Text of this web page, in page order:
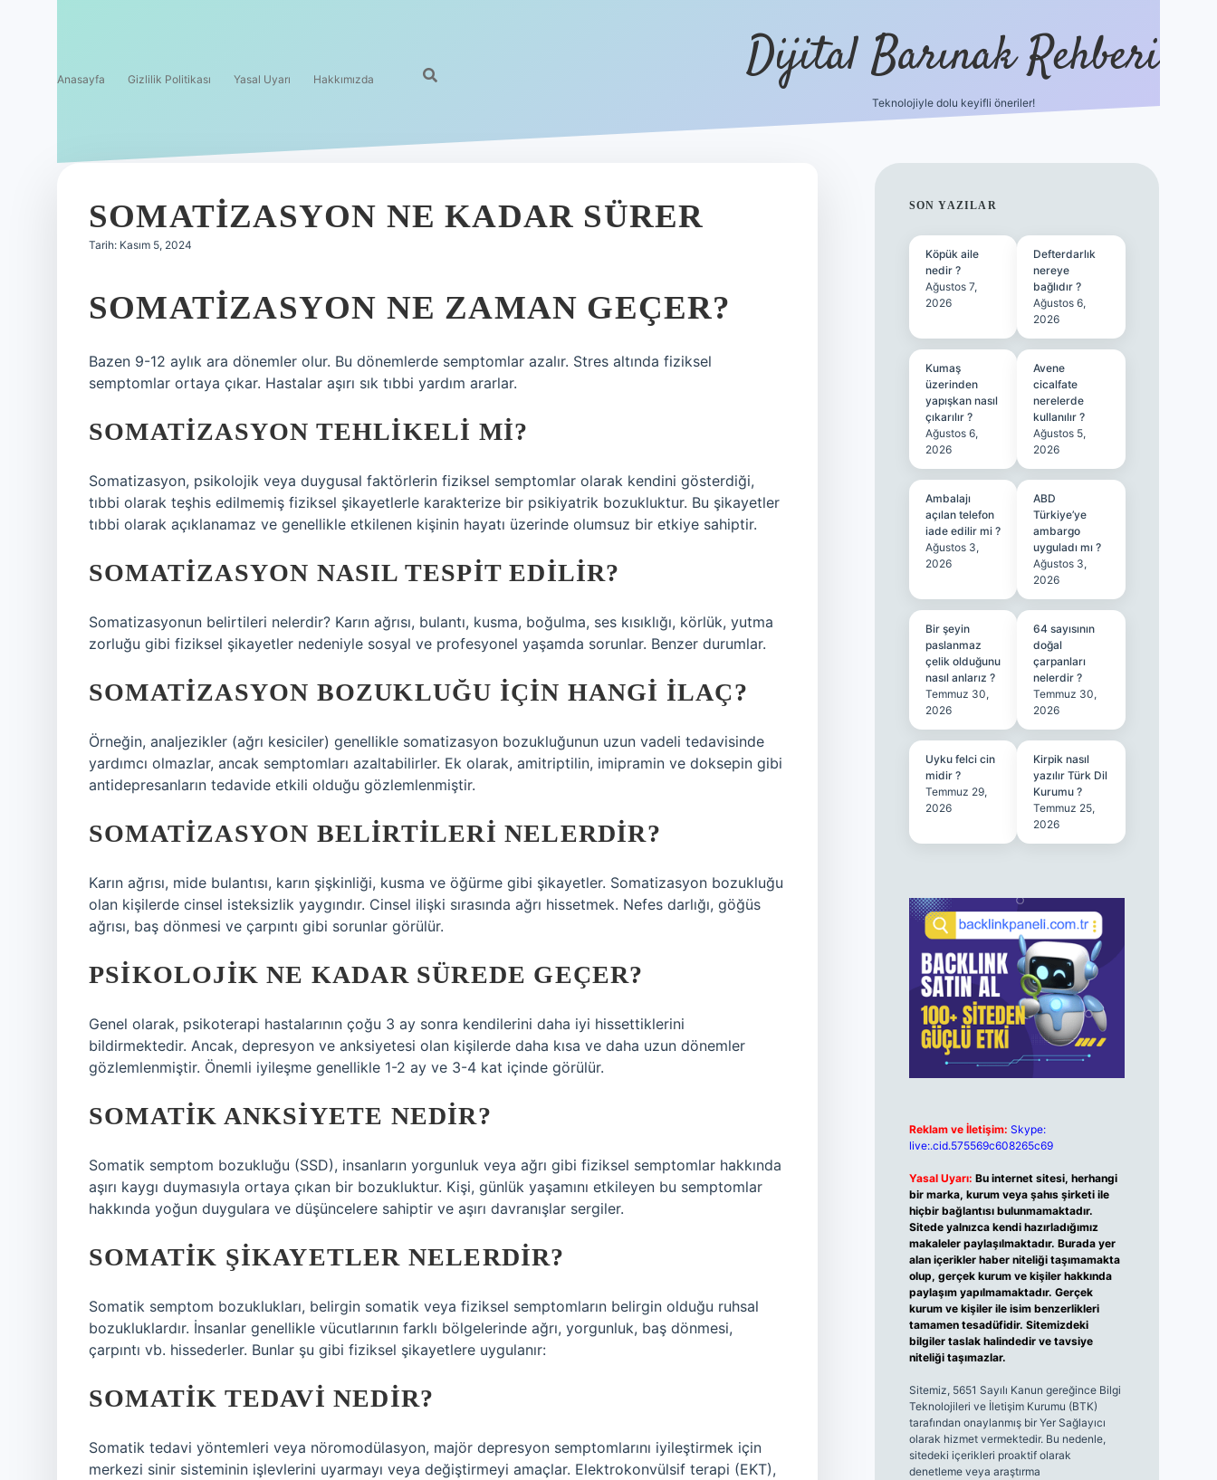
Anasayfa Gizlilik Politikası Yasal Uyarı Hakkımızda Dijital Barınak Rehberi
Teknolojiyle dolu keyifli öneriler!
SOMATIZASYON NE KADAR SÜRER
Tarih: Kasım 5, 2024
SOMATIZASYON NE ZAMAN GEÇER?
Bazen 9-12 aylık ara dönemler olur. Bu dönemlerde semptomlar azalır. Stres altında fiziksel
semptomlar ortaya çıkar. Hastalar aşırı sık tıbbi yardım ararlar.
SOMATIZASYON TEHLIKELI MI?
Somatizasyon, psikolojik veya duygusal faktörlerin fiziksel semptomlar olarak kendini gösterdiği,
tıbbi olarak teşhis edilmemiş fiziksel şikayetlerle karakterize bir psikiyatrik bozukluktur. Bu şikayetler
tıbbi olarak açıklanamaz ve genellikle etkilenen kişinin hayatı üzerinde olumsuz bir etkiye sahiptir.
SOMATIZASYON NASIL TESPIT EDILIR?
Somatizasyonun belirtileri nelerdir? Karın ağrısı, bulantı, kusma, boğulma, ses kısıklığı, körlük, yutma
zorluğu gibi fiziksel şikayetler nedeniyle sosyal ve profesyonel yaşamda sorunlar. Benzer durumlar.
SOMATIZASYON BOZUKLUĞU IÇIN HANGI ILAÇ?
Örneğin, analjezikler (ağrı kesiciler) genellikle somatizasyon bozukluğunun uzun vadeli tedavisinde
yardımcı olmazlar, ancak semptomları azaltabilirler. Ek olarak, amitriptilin, imipramin ve doksepin gibi
antidepresanların tedavide etkili olduğu gözlemlenmiştir.
SOMATIZASYON BELIRTILERI NELERDIR?
Karın ağrısı, mide bulantısı, karın şişkinliği, kusma ve öğürme gibi şikayetler. Somatizasyon bozukluğu
olan kişilerde cinsel isteksizlik yaygındır. Cinsel ilişki sırasında ağrı hissetmek. Nefes darlığı, göğüs
ağrısı, baş dönmesi ve çarpıntı gibi sorunlar görülür.
PSIKOLOJIK NE KADAR SÜREDE GEÇER?
Genel olarak, psikoterapi hastalarının çoğu 3 ay sonra kendilerini daha iyi hissettiklerini
bildirmektedir. Ancak, depresyon ve anksiyetesi olan kişilerde daha kısa ve daha uzun dönemler
gözlemlenmiştir. Önemli iyileşme genellikle 1-2 ay ve 3-4 kat içinde görülür.
SOMATIK ANKSIYETE NEDIR?
Somatik semptom bozukluğu (SSD), insanların yorgunluk veya ağrı gibi fiziksel semptomlar hakkında
aşırı kaygı duymasıyla ortaya çıkan bir bozukluktur. Kişi, günlük yaşamını etkileyen bu semptomlar
hakkında yoğun duygulara ve düşüncelere sahiptir ve aşırı davranışlar sergiler.
SOMATIK ŞIKAYETLER NELERDIR?
Somatik semptom bozuklukları, belirgin somatik veya fiziksel semptomların belirgin olduğu ruhsal
bozukluklardır. İnsanlar genellikle vücutlarının farklı bölgelerinde ağrı, yorgunluk, baş dönmesi,
çarpıntı vb. hissederler. Bunlar şu gibi fiziksel şikayetlere uygulanır:
SOMATIK TEDAVI NEDIR?
Somatik tedavi yöntemleri veya nöromodülasyon, majör depresyon semptomlarını iyileştirmek için
merkezi sinir sisteminin işlevlerini uyarmayı veya değiştirmeyi amaçlar. Elektrokonvülsif terapi (EKT),
SIDEBAR
SON YAZILAR
Köpük aile
nedir ?
Ağustos 7,
2026
Defterdarlık
nereye
bağlıdır ?
Ağustos 6,
2026
Kumaş
üzerinden
yapışkan nasıl
çıkarılır ?
Ağustos 6,
2026
Avene
cicalfate
nerelerde
kullanılır ?
Ağustos 5,
2026
Ambalajı
açılan telefon
iade edilir mi ?
Ağustos 3,
2026
ABD
Türkiye’ye
ambargo
uyguladı mı ?
Ağustos 3,
2026
Bir şeyin
paslanmaz
çelik olduğunu
nasıl anlarız ?
Temmuz 30,
2026
64 sayısının
doğal
çarpanları
nelerdir ?
Temmuz 30,
2026
Uyku felci cin
midir ?
Temmuz 29,
2026
Kirpik nasıl
yazılır Türk Dil
Kurumu ?
Temmuz 25,
2026
Reklam ve İletişim: Skype:
live:.cid.575569c608265c69
Yasal Uyarı: Bu internet sitesi, herhangi
bir marka, kurum veya şahıs şirketi ile
hiçbir bağlantısı bulunmamaktadır.
Sitede yalnızca kendi hazırladığımız
makaleler paylaşılmaktadır. Burada yer
alan içerikler haber niteliği taşımamakta
olup, gerçek kurum ve kişiler hakkında
paylaşım yapılmamaktadır. Gerçek
kurum ve kişiler ile isim benzerlikleri
tamamen tesadüfidir. Sitemizdeki
bilgiler taslak halindedir ve tavsiye
niteliği taşımazlar.
Sitemiz, 5651 Sayılı Kanun gereğince Bilgi
Teknolojileri ve İletişim Kurumu (BTK)
tarafından onaylanmış bir Yer Sağlayıcı
olarak hizmet vermektedir. Bu nedenle,
sitedeki içerikleri proaktif olarak
denetleme veya araştırma
hiltonbet güncel giriş